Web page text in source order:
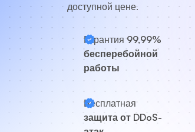
доступной цене.
Гарантия99,99%
бесперебойной
работы
Бесплатная
защита от DDoS-